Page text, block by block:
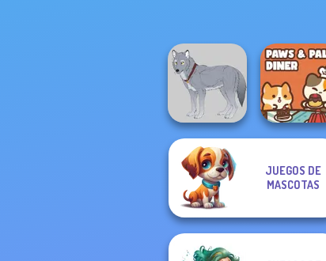
Wolf Maker
Paws & Pals
Diner
JUEGOS DE
MASCOTAS